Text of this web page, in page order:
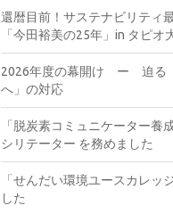
還暦目前！サステナビリティ
「今田裕美の25年」in タピオ
2026年度の幕開け ー 迫る
へ」の対応
「脱炭素コミュニケーター養
シリテーター を務めました
「せんだい環境ユースカレッ
した